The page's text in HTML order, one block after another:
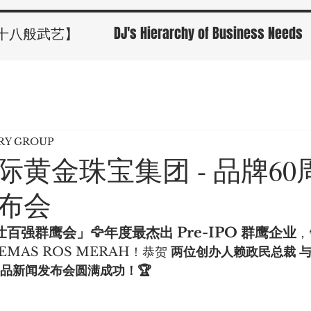
般武艺】 DJ's Hierarchy of Business Needs
黄金珠宝集团 - 品牌60
会
GROUP
百强群鹰会」🦅年度最杰出 Pre-IPO 群鹰企业
ROS MERAH！恭贺 两位创办人赖政民总裁
新闻发布会圆满成功！🏆